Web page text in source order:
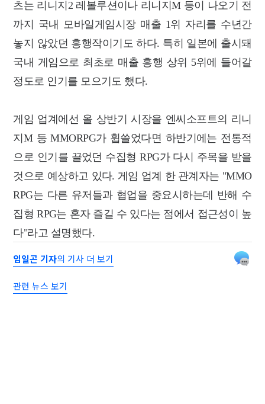
츠는 리니지2 레볼루션이나 리니지M 등이 나오기 전
까지 국내 모바일게임시장 매출 1위 자리를 수년간
놓지 않았던 흥행작이기도 하다. 특히 일본에 출시돼
국내 게임으로 최초로 매출 흥행 상위 5위에 들어갈
정도로 인기를 모으기도 했다.
게임 업계에선 올 상반기 시장을 엔씨소프트의 리니
지M 등 MMORPG가 휩쓸었다면 하반기에는 전통적
으로 인기를 끌었던 수집형 RPG가다시 주목을 받을
것으로 예상하고 있다. 게임 업계 한 관계자는 "MMO
RPG는 다른 유저들과 협업을 중요시하는데 반해 수
집형 RPG는 혼자 즐길 수 있다는 점에서 접근성이 높
다"라고 설명했다.
임일곤 기자의 기사 더 보기
관련 뉴스 보기